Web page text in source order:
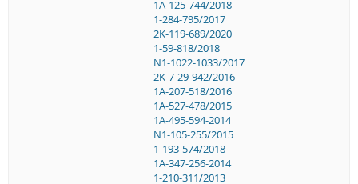
1A-125-744/2018
1-284-795/2017
2K-119-689/2020
1-59-818/2018
N1-1022-1033/2017
2K-7-29-942/2016
1A-207-518/2016
1A-527-478/2015
1A-495-594-2014
N1-105-255/2015
1-193-574/2018
1A-347-256-2014
1-210-311/2013